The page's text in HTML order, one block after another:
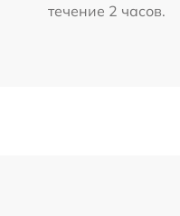
течение 2 часов.